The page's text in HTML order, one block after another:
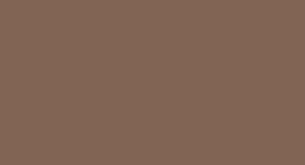
appareils ménagers reste
emplacements
réfrigérateurs, ce qui
collaboration avec des
assure une harmonie